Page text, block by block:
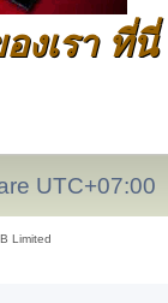
งเรา ที่นี่
UTC+07:00
Limited